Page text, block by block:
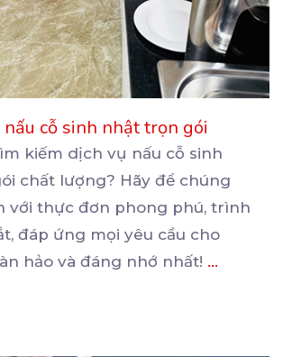
cỗ sinh nhật trọn gói
kiếm dịch vụ nấu cỗ sinh
chất lượng? Hãy để chúng
với thực đơn phong phú, trình
đáp ứng mọi yêu cầu cho
hảo và đáng nhớ nhất! ...